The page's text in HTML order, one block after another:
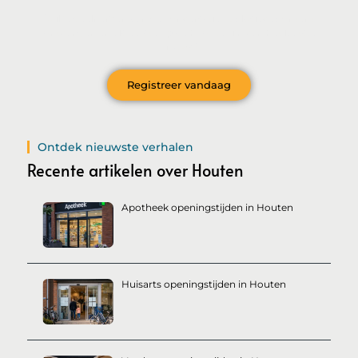
Registreer vandaag
Ontdek nieuwste verhalen
Recente artikelen over Houten
Apotheek openingstijden in Houten
Huisarts openingstijden in Houten